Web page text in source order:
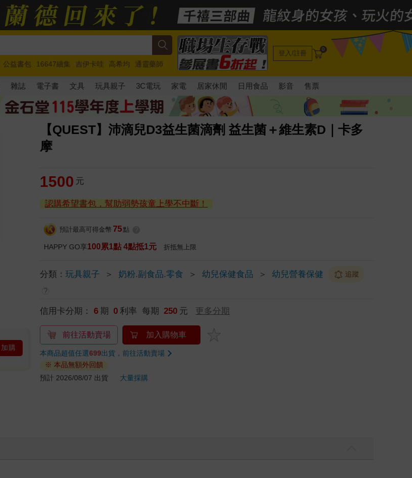
公益書包 16647續集 吉伊卡哇 高希均
通靈藥師
馬斯克 玩具總動員5 超慢跑
登入/註冊 0
雜誌 電子書 文具 玩具親子 3C電玩 家電 居家休閒 日用食品 影音 售票
【QUEST】沛滴兒D3益生菌滴劑 益生菌＋維生素D｜卡多
摩
加購
1500 元
認購希望書包，幫助弱勢孩童上學不中斷！
預計最高可得金幣 75 點
HAPPY GO享100累1點 4點抵1元 折抵無上限
分類：玩具親子 ＞ 奶粉.副食品.零食 ＞ 幼兒保健食品 ＞ 幼兒營養保健 追蹤
?
信用卡分期： 6 期 0 利率 每期 250 元 更多分期
前往活動賣場 加入購物車
本商品超值任選699出貨，前往活動賣場
※ 本品無額外回饋
預計 2026/08/07 出貨
大量採購